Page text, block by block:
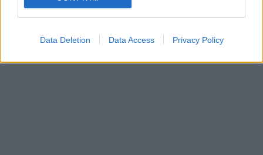
Data Deletion Data Access Privacy Policy